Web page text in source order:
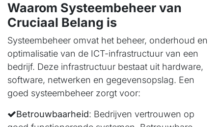
Waarom Systeembeheer van
Cruciaal Belang is
Systeembeheer omvat het beheer, onderhoud en
optimalisatie van de ICT-infrastructuur van een
bedrijf. Deze infrastructuur bestaat uit hardware,
software, netwerken en gegevensopslag. Een
goed systeembeheer zorgt voor:
Betrouwbaarheid: Bedrijven vertrouwen op